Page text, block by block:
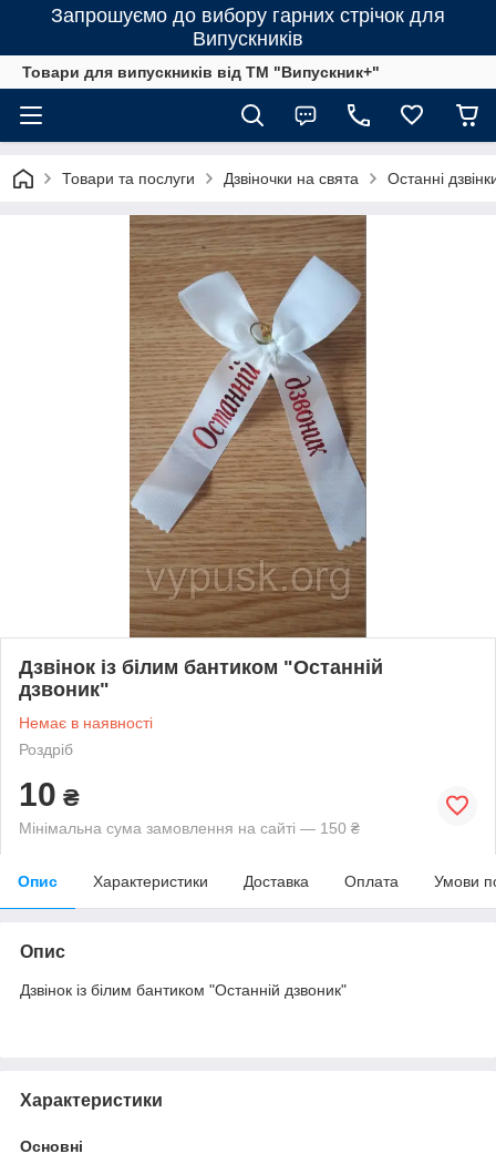
Запрошуємо до вибору гарних стрічок для
Випускників
Товари для випускників від ТМ "Випускник+"
Товари та послуги Дзвіночки на свята Останні
Дзвінок із білим бантиком "Останній
дзвоник"
Немає в наявності
Роздріб
10 ₴
Мінімальна сума замовлення на сайті — 150 ₴
Опис Характеристики Доставка Оплата Умови
Опис
Дзвінок із білим бантиком "Останній дзвоник"
Характеристики
Основні